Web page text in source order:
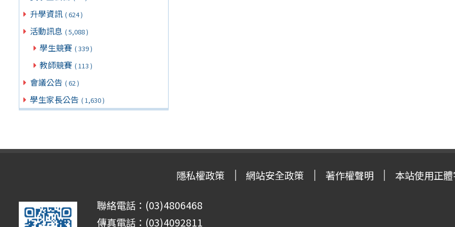
升學資訊 ( 624 )
活動訊息 ( 5,088 )
學生競賽 ( 339 )
教師競賽 ( 113 )
會議公告 ( 62 )
學生家長公告 ( 1,630 )
隱私權政策 網站安全政策 著作權聲明 本站使用正
聯絡電話：(03)4806468
傳真電話：(03)4092811